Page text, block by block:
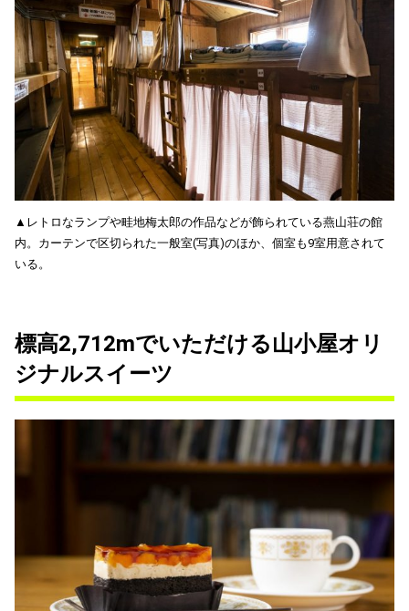
▲レトロなランプや畦地梅太郎の作品などが飾られている燕山荘の館
内。カーテンで区切られた一般室(写真)のほか、個室も9室用意されて
いる。
標高2,712mでいただける山小屋オリ
ジナルスイーツ